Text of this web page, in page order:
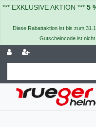
*** EXKLUSIVE AKTION *** 5
Diese Rabattaktion ist bis zum
Gutscheincode ist nicht